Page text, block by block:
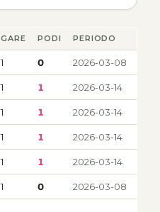
GARE PODI PERIODO
1 0 2026-03-08
1 1 2026-03-14
1 1 2026-03-14
1 1 2026-03-14
1 1 2026-03-14
1 0 2026-03-08